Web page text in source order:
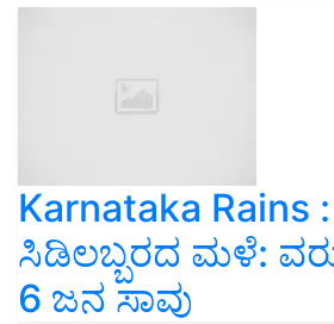
Karnataka Rains :
ಸಿಡಿಲಬ್ಬರದ ಮಳೆ:
6 ಜನ ಸಾವು